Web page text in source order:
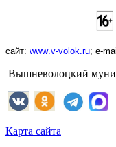
сайт: www.v-volok.ru; e-mail
Вышневолоцкий
Карта сайта